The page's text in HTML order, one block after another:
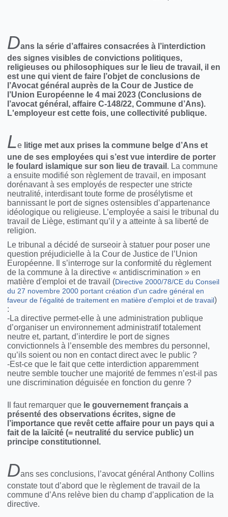
Dans la série d’affaires consacrées à l’interdiction
des signes visibles de convictions politiques,
religieuses ou philosophiques sur le lieu de travail, il en
est une qui vient de faire l’objet de conclusions de
l’Avocat général auprès de la Cour de Justice de
l’Union Européenne le 4 mai 2023 (Conclusions de
l’avocat général, affaire C-148/22, Commune d’Ans).
L'employeur est cette fois, une collectivité publique.
Le litige met aux prises la commune belge d’Ans et
une de ses employées qui s’est vue interdire de porter
le foulard islamique sur son lieu de travail . La commune
a ensuite modifié son règlement de travail, en imposant
dorénavant à ses employés de respecter une stricte
neutralité, interdisant toute forme de prosélytisme et
bannissant le port de signes ostensibles d’appartenance
idéologique ou religieuse. L’employée a saisi le tribunal du
travail de Liège, estimant qu’il y a atteinte à sa liberté de
religion.
Le tribunal a décidé de surseoir à statuer pour poser une
question préjudicielle à la Cour de Justice de l’Union
Européenne.
Il s’interroge sur la conformité du règlement
de la commune à la directive « antidiscrimination » en
matière d'emploi et de travail (Directive 2000/78/CE du Conseil
du 27 novembre 2000 portant création d'un cadre général en
faveur de l'égalité de traitement en matière d'emploi et de travail)
:
-La directive permet-elle à une administration publique
d’organiser un environnement administratif totalement
neutre et, partant, d’interdire le port de signes
convictionnels à l’ensemble des membres du personnel,
qu’ils soient ou non en contact direct avec le public ?
-Est-ce que le fait que cette interdiction apparemment
neutre semble toucher une majorité de femmes n’est-il pas
une discrimination déguisée en fonction du genre ?
Il faut remarquer que le gouvernement français a
présenté des observations écrites, signe de
l’importance que revêt cette affaire pour un pays qui a
fait de la laïcité (= neutralité du service public) un
principe constitutionnel.
Dans ses conclusions, l’avocat général Anthony Collins
constate tout d’abord que le règlement de travail de la
commune d’Ans relève bien du champ d’application de la
directive.